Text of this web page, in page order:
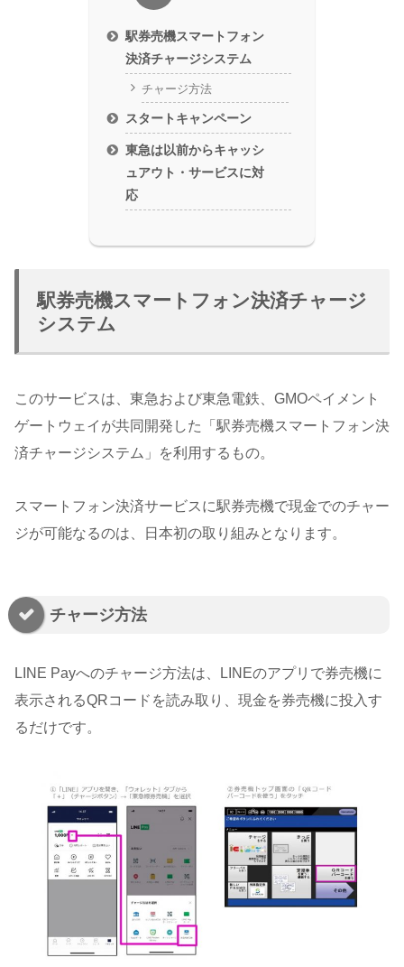
駅券売機スマートフォン
決済チャージシステム
チャージ方法
スタートキャンペーン
東急は以前からキャッシ
ュアウト・サービスに対
応
駅券売機スマートフォン決済チャージ
システム
このサービスは、東急および東急電鉄、GMOペイメント
ゲートウェイが共同開発した「駅券売機スマートフォン決
済チャージシステム」を利用するもの。
スマートフォン決済サービスに駅券売機で現金でのチャー
ジが可能なるのは、日本初の取り組みとなります。
チャージ方法
LINE Payへのチャージ方法は、LINEのアプリで券売機に
表示されるQRコードを読み取り、現金を券売機に投入す
るだけです。